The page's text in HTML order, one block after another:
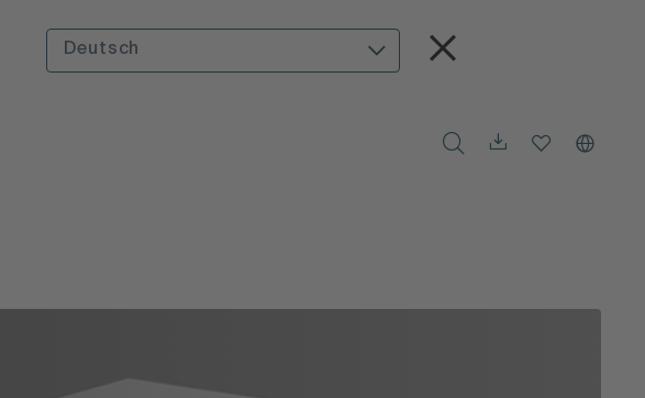
Deutsch